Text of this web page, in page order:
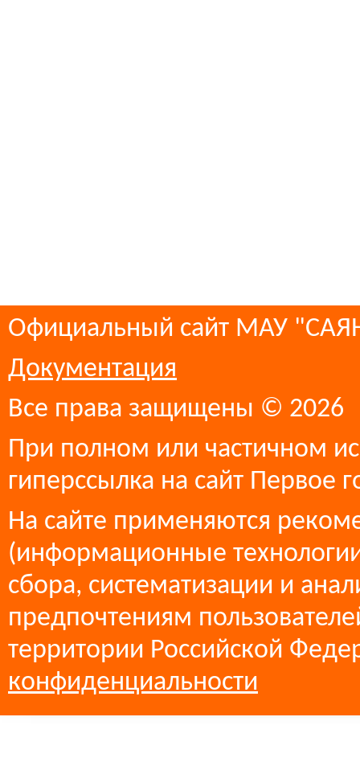
Официальный сайт МАУ
Документация
Все права защищены © 2026
При полном или частичном
гиперссылка на сайт Первое
На сайте применяются
(информационные
сбора, систематизации и
предпочтениям
территории Российской
конфиденциальности